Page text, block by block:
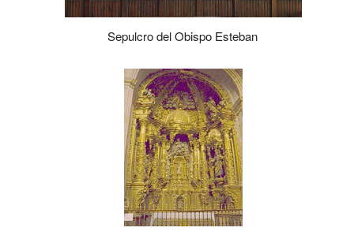
Sepulcro del Obispo Esteban